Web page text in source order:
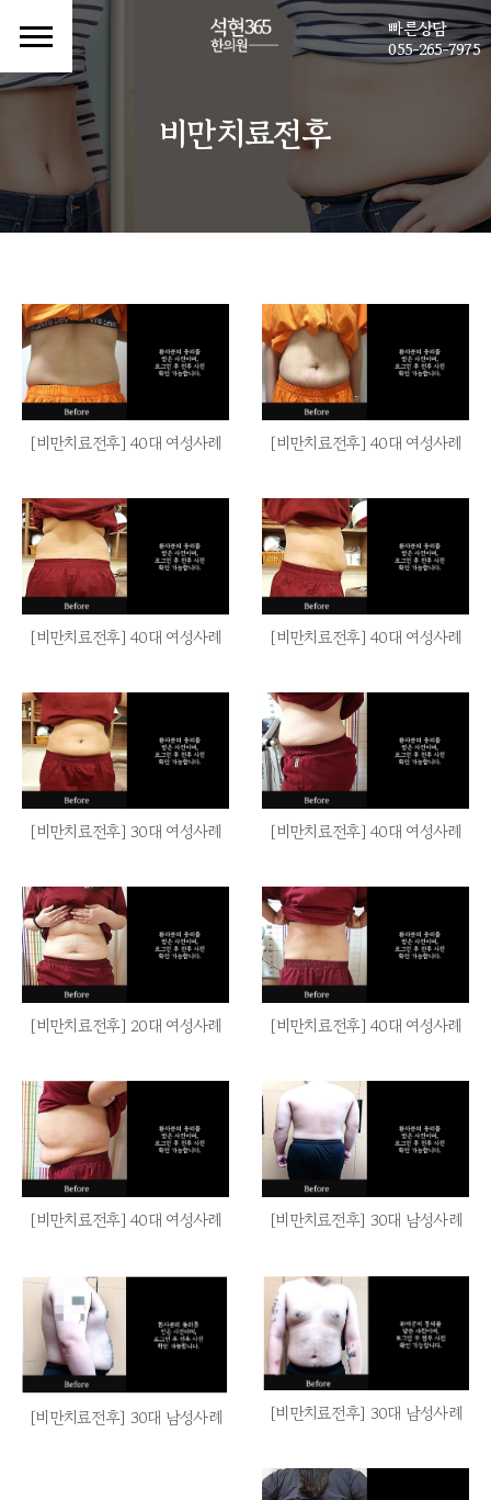
빠른상담
055-265-7975
비만치료전후
[비만치료전후] 40대 여성사례 [비만치료전후] 40대 여성사례
[비만치료전후] 40대 여성사례 [비만치료전후] 40대 여성사례
[비만치료전후] 30대 여성사례 [비만치료전후] 40대 여성사례
[비만치료전후] 20대 여성사례 [비만치료전후] 40대 여성사례
[비만치료전후] 40대 여성사례 [비만치료전후] 30대 남성사례
[비만치료전후] 30대 남성사례 [비만치료전후] 30대 남성사례